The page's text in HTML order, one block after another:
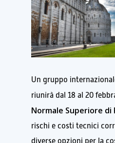
Un gruppo
riunirà dal 18 al 20
Normale Superiore di
rischi e costi tecnici
diverse opzioni per la